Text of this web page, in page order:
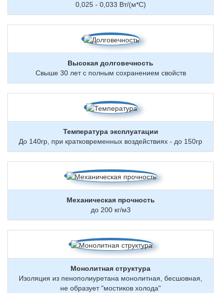
0,025 - 0,033 Вт/(м*С)
Высокая долговечность
Свыше 30 лет с полным сохранением свойств
Температура эксплуатации
До 140гр, при кратковременных воздействиях - до 150гр
Механическая прочность
до 200 кг/м3
Монолитная структура
Изоляция из пенополиуретана монолитная, бесшовная,
не образует "мостиков холода"